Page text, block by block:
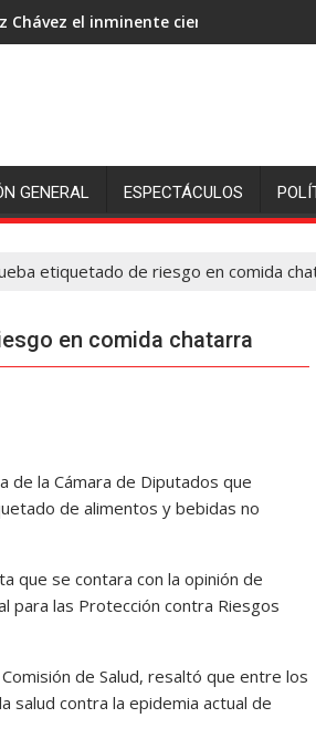
Chávez el inminente cierre de ingenió
GENERAL ESPECTÁCULOS
etiquetado de riesgo en comida
en comida chatarra
de la Cámara de Diputados que
de alimentos y bebidas no
que se contara con la opinión de
para las Protección contra Riesgos
de Salud, resaltó que entre los
salud contra la epidemia actual de